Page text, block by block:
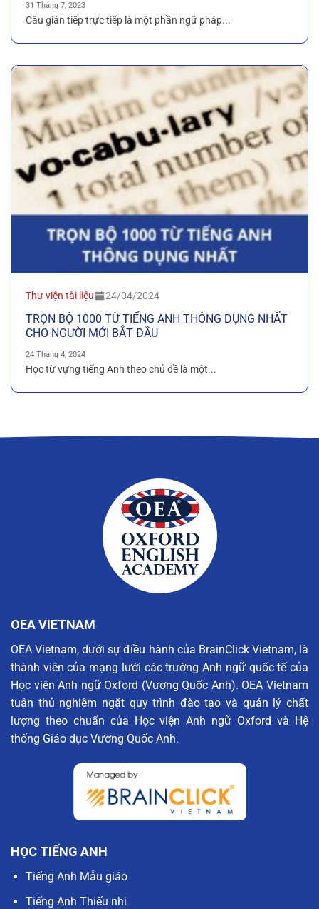
31 Tháng 7, 2023
Câu gián tiếp trực tiếp là một phần ngữ pháp...
Thư viện tài liệu 24/04/2024
TRỌN BỘ 1000 TỪ TIẾNG ANH THÔNG DỤNG NHẤT
CHO NGƯỜI MỚI BẮT ĐẦU
24 Tháng 4, 2024
Học từ vựng tiếng Anh theo chủ đề là một...
OEA VIETNAM
OEA Vietnam, dưới sự điều hành của BrainClick Vietnam, là
thành viên của mạng lưới các trường Anh ngữ quốc tế của
Học viện Anh ngữ Oxford (Vương Quốc Anh). OEA Vietnam
tuân thủ nghiêm ngặt quy trình đào tạo và quản lý chất
lượng theo chuẩn của Học viện Anh ngữ Oxford và Hệ
thống Giáo dục Vương Quốc Anh.
HỌC TIẾNG ANH
Tiếng Anh Mẫu giáo
Tiếng Anh Thiếu nhi